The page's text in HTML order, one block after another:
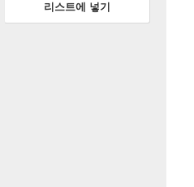
리스트에 넣기